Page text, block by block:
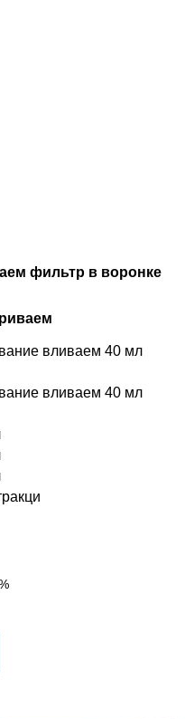
фильтр в воронке
вливаем 40 мл
вливаем 40 мл